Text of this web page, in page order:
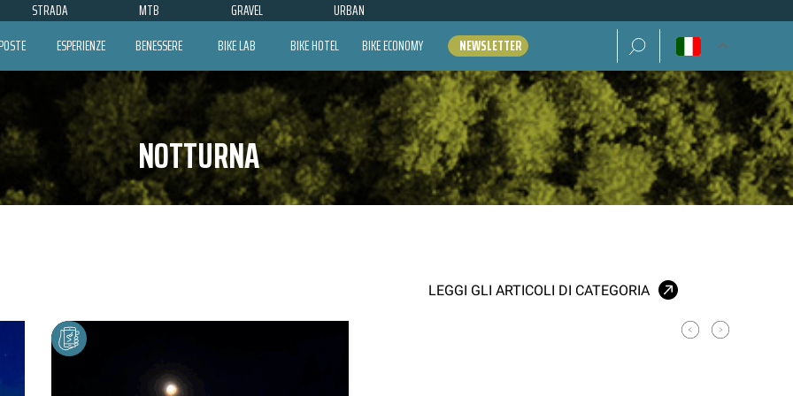
STRADA MTB GRAVEL URBAN
ESPERIENZE BENESSERE BIKE LAB BIKE HOTEL BIKE ECONOMY NEWSLETTER Ricerca per:
NOTTURNA
LEGGI GLI ARTICOLI DI CATEGORIA